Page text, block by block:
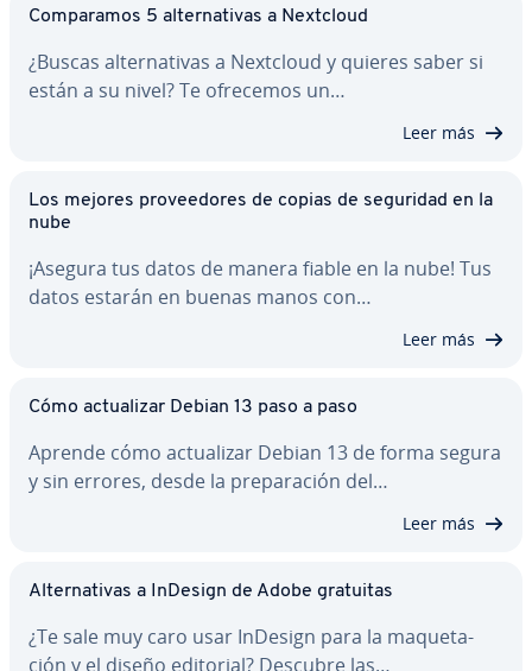
Co­m­pa­ra­mos 5 al­te­r­na­ti­vas a Nextcloud
¿Buscas al­te­r­na­ti­vas a Nextcloud y quieres saber si
están a su nivel? Te ofrecemos un…
Leer más
Los mejores pro­vee­do­res de copias de seguridad en la
nube
¡Asegura tus datos de manera fiable en la nube! Tus
datos estarán en buenas manos con…
Leer más
Cómo ac­tua­li­zar Debian 13 paso a paso
Aprende cómo ac­tua­li­zar Debian 13 de forma segura
y sin errores, desde la pre­pa­ra­ción del…
Leer más
Al­te­r­na­ti­vas a InDesign de Adobe gratuitas
¿Te sale muy caro usar InDesign para la ma­que­ta­
ción y el diseño editorial? Descubre las…